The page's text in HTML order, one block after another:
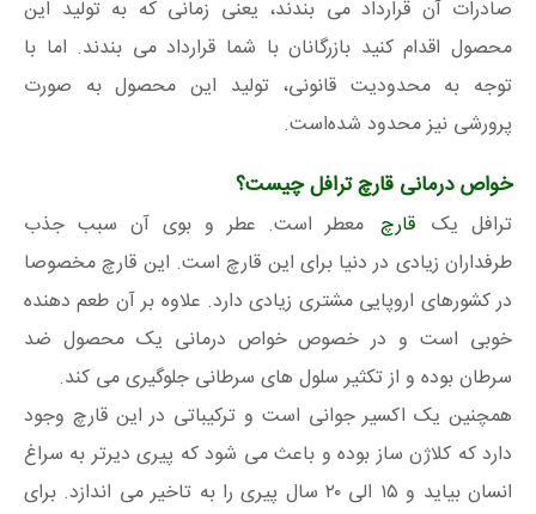
صادرات آن قرارداد می بندند، یعنی زمانی که به تولید این
محصول اقدام کنید بازرگانان با شما قرارداد می بندند. اما با
توجه به محدودیت قانونی، تولید این محصول به صورت
پرورشی نیز محدود شده‌است.
خواص درمانی قارچ ترافل چیست؟
ترافل یک قارچ معطر است. عطر و بوی آن سبب جذب
طرفداران زیادی در دنیا برای این قارچ است. این قارچ مخصوصا
در کشورهای اروپایی مشتری زیادی دارد. علاوه بر آن طعم دهنده
خوبی است و در خصوص خواص درمانی یک محصول ضد
سرطان بوده و از تکثیر سلول های سرطانی جلوگیری می کند.
همچنین یک اکسیر جوانی است و ترکیباتی در این قارچ وجود
دارد که کلاژن ساز بوده و باعث می شود که پیری دیرتر به سراغ
انسان بیاید و ۱۵ الی ۲۰ سال پیری را به تاخیر می اندازد. برای